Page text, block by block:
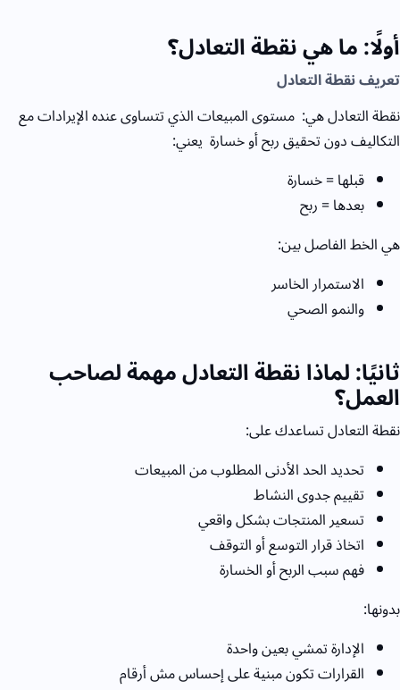
أولًا: ما هي نقطة التعادل؟
تعريف نقطة التعادل
نقطة التعادل هي: مستوى المبيعات الذي تتساوى عنده الإيرادات مع
التكاليفدون تحقيق ربح أو خسارة يعني:
قبلها = خسارة
بعدها = ربح
هي الخط الفاصل بين:
الاستمرار الخاسر
والنمو الصحي
ثانيًا: لماذا نقطة التعادل مهمة لصاحب
العمل؟
نقطة التعادل تساعدك على:
تحديد الحد الأدنى المطلوب من المبيعات
تقييم جدوى النشاط
تسعير المنتجات بشكل واقعي
اتخاذ قرار التوسع أو التوقف
فهم سبب الربح أو الخسارة
بدونها:
الإدارة تمشي بعين واحدة
القرارات تكون مبنية على إحساس مش أرقام